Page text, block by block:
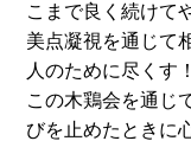
こまで良く続けて
美点凝視を通じて
人のために尽くす！
この木鶏会を通じ
びを止めたときに